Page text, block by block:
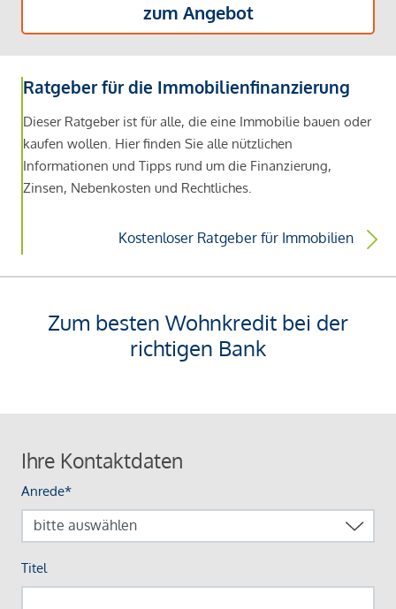
zum Angebot
Ratgeber für die Immobilienfinanzierung
Dieser Ratgeber ist für alle, die eine Immobilie bauen oder
kaufen wollen. Hier finden Sie alle nützlichen
Informationen und Tipps rund um die Finanzierung,
Zinsen, Nebenkosten und Rechtliches.
Kostenloser Ratgeber für Immobilien
Zum besten Wohnkredit bei der
richtigen Bank